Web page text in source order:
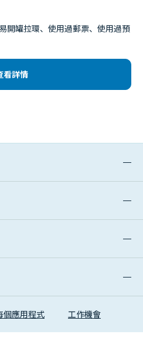
開罐拉環、使用過郵票、使用過預
看詳情
個應用程式 工作機會